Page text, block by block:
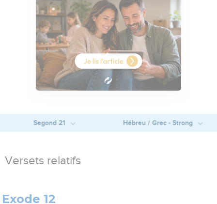
Segond 21 Hébreu / Grec - Strong
Versets relatifs
Exode 12